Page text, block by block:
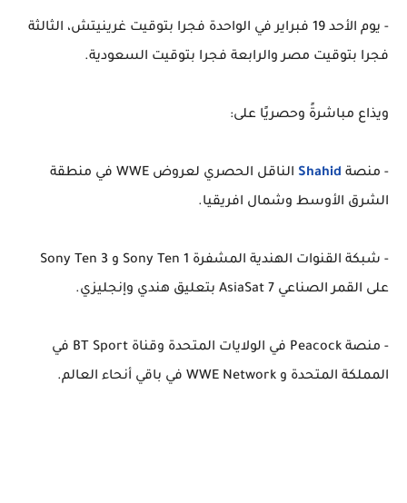
- يوم الأحد 19 فبراير في الواحدة فجرا بتوقيت غرينيتش، الثالثة
فجرا بتوقيت مصر والرابعة فجرا بتوقيت السعودية.
ويذاع مباشرةً وحصريًا على:
- منصة Shahid
الناقل الحصري لعروض WWE في منطقة
الشرق الأوسط وشمال افريقيا.
- شبكة القنوات الهندية المشفرة Sony Ten 1 و Sony Ten 3
على القمر الصناعي AsiaSat 7 بتعليق هندي وإنجليزي.
- منصة Peacock في الولايات المتحدة وقناة BT Sport في
المملكة المتحدة و WWE Network في باقي أنحاء العالم.